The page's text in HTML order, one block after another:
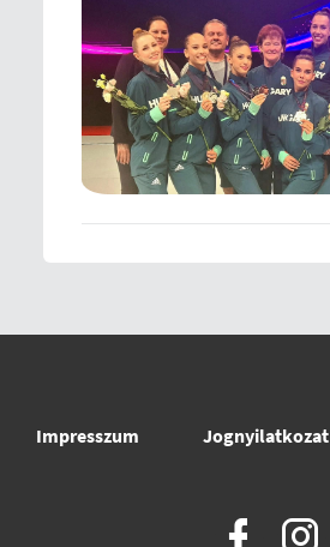
Impresszum Jognyilatkozat